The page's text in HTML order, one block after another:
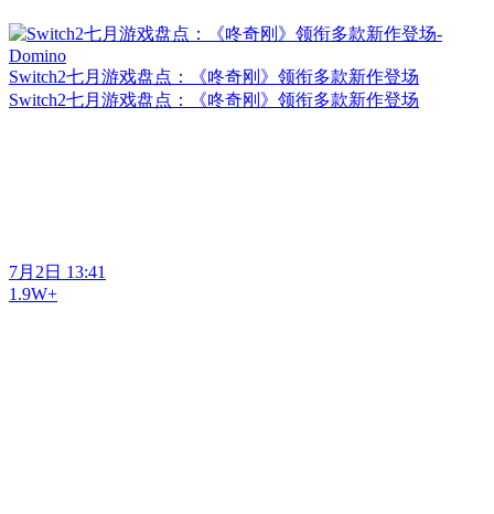
Switch2七月游戏盘点：《咚奇刚》领衔多款新作登场
Switch2七月游戏盘点：《咚奇刚》领衔多款新作登场
7月2日 13:41
1.9W+